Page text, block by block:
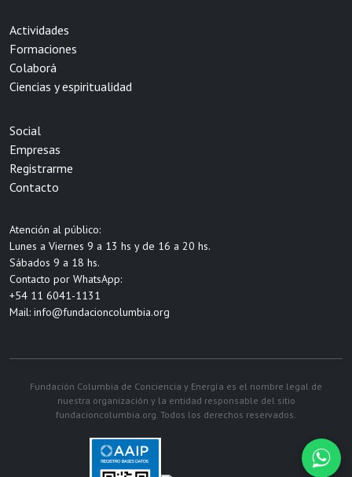
Actividades
Formaciones
Colaborá
Ciencias y espiritualidad
Social
Empresas
Registrarme
Contacto
Atención al público:
Lunes a Viernes 9 a 13 hs y de 16 a 20 hs.
Sábados 9 a 18 hs.
Contacto por WhatsApp:
+54 11 6041-1131
Mail: info@fundacioncolumbia.org
Fundación Columbia de Conciencia y Energía es el nombre legal de
nuestra organización y la entidad responsable del sitio
fundacioncolumbia.org. Todos los derechos reservados.